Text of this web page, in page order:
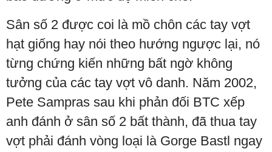
Sân số 2 được coi là mồ chôn các tay vợt
hạt giống hay nói theo hướng ngược lại, nó
từng chứng kiến những bất ngờ không
tưởng của các tay vợt vô danh. Năm 2002,
Pete Sampras sau khi phản đối BTC xếp
anh đánh ở sân số 2 bất thành, đã thua tay
vợt phải đánh vòng loại là Gorge Bastl ngay